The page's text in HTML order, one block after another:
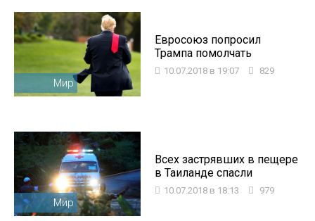
Мир
Евросоюз попросил
Трампа помолчать
10.07.2018 в 19:07 829
Мир
Всех застрявших в пещере
в Таиланде спасли
10.07.2018 в 18:13 979